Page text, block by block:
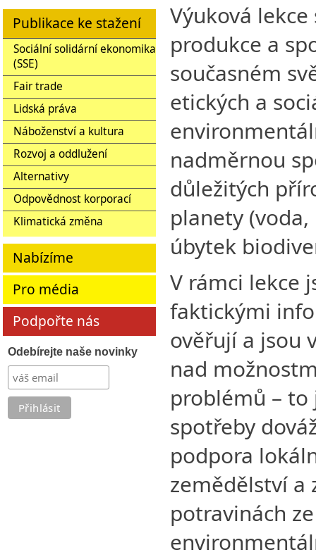
Publikace ke stažení
Sociální solidární ekonomika
(SSE)
Fair trade
Lidská práva
Náboženství a kultura
Rozvoj a oddlužení
Alternativy
Odpovědnost korporací
Klimatická změna
Nabízíme
Pro média
Podpořte nás
Odebírejte naše novinky
Výuková
produkce a
současném
etických a
nadměrnou
důležitých
planety
úbytek
V rámci lekce
faktickými
ověřují a jsou
nad
problémů – to
spotřeby
podpora
zemědělství a
potravinách